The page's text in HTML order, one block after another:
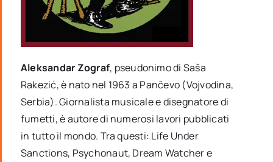
Aleksandar Zograf, pseudonimo di Saša
Rakezić, è nato nel 1963 a Pančevo (Vojvodina,
Serbia). Giornalista musicale e disegnatore di
fumetti, è autore di numerosi lavori pubblicati
in tutto il mondo. Tra questi: Life Under
Sanctions, Psychonaut, Dream Watcher e